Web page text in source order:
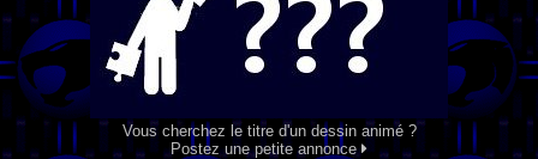
Vous cherchez le titre d'un dessin animé ?
Postez une petite annonce